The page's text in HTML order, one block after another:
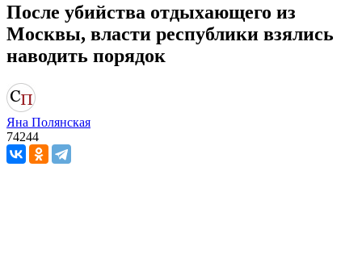
После убийства отдыхающего из
Москвы, власти республики взялись
наводить порядок
Яна Полянская
74244